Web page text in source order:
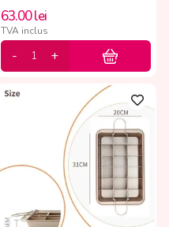
63.00lei
TVA inclus